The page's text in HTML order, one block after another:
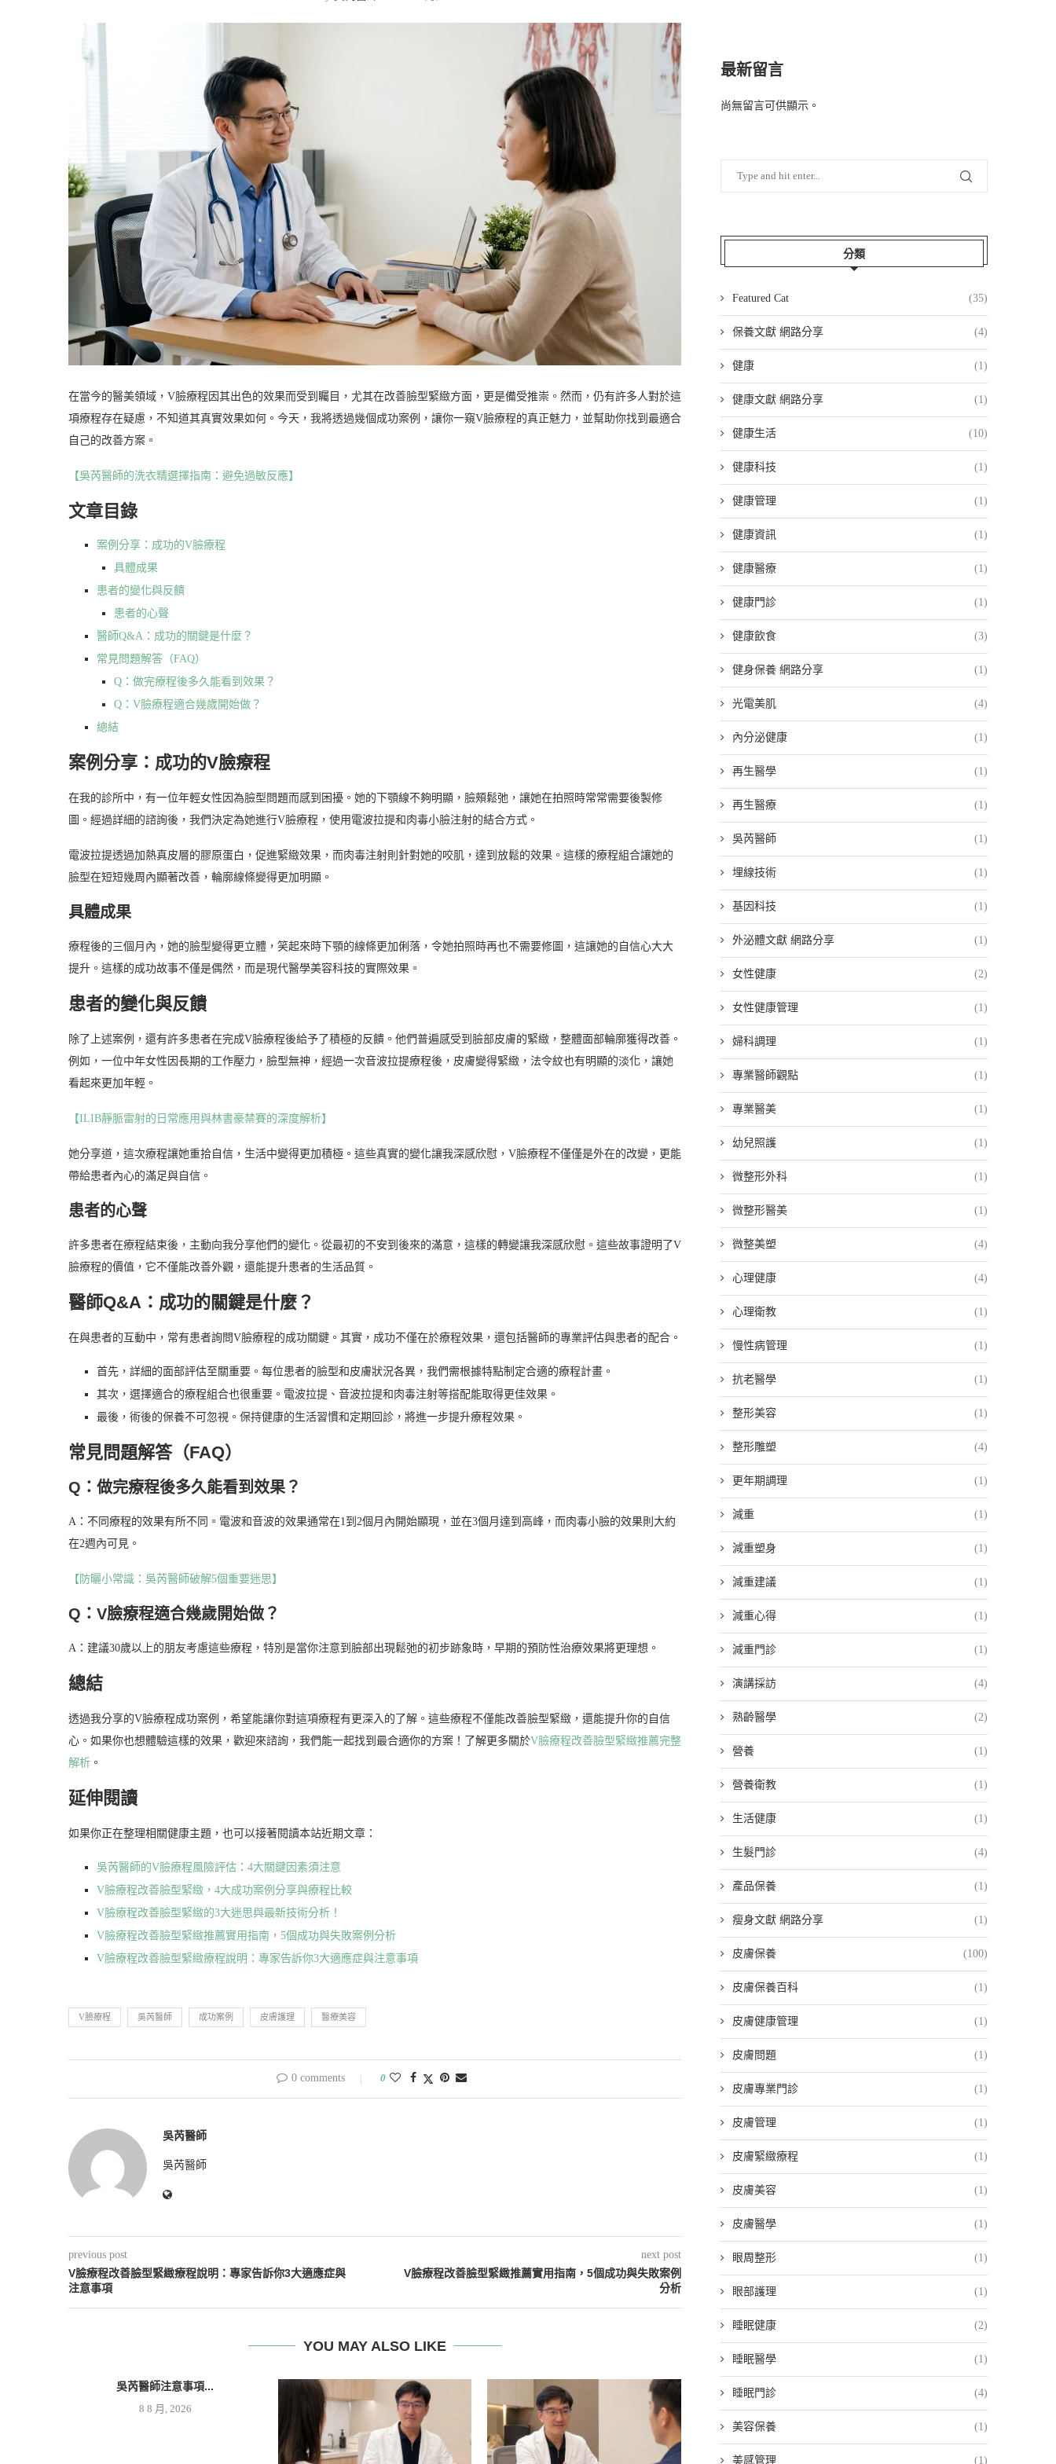
在當今的醫美領域，V臉療程因其出色的效果而受到矚目，尤其在改善臉型緊緻方面，更是備受推崇。然而，仍有許多人對於這
項療程存在疑慮，不知道其真實效果如何。今天，我將透過幾個成功案例，讓你一窺V臉療程的真正魅力，並幫助你找到最適合
自己的改善方案。
【吳芮醫師的洗衣精選擇指南：避免過敏反應】
文章目錄
案例分享：成功的V臉療程
具體成果
患者的變化與反饋
患者的心聲
醫師Q&A：成功的關鍵是什麼？
常見問題解答（FAQ）
Q：做完療程後多久能看到效果？
Q：V臉療程適合幾歲開始做？
總結
案例分享：成功的V臉療程
在我的診所中，有一位年輕女性因為臉型問題而感到困擾。她的下顎線不夠明顯，臉頰鬆弛，讓她在拍照時常常需要後製修
圖。經過詳細的諮詢後，我們決定為她進行V臉療程，使用電波拉提和肉毒小臉注射的結合方式。
電波拉提透過加熱真皮層的膠原蛋白，促進緊緻效果，而肉毒注射則針對她的咬肌，達到放鬆的效果。這樣的療程組合讓她的
臉型在短短幾周內顯著改善，輪廓線條變得更加明顯。
具體成果
療程後的三個月內，她的臉型變得更立體，笑起來時下顎的線條更加俐落，令她拍照時再也不需要修圖，這讓她的自信心大大
提升。這樣的成功故事不僅是偶然，而是現代醫學美容科技的實際效果。
患者的變化與反饋
除了上述案例，還有許多患者在完成V臉療程後給予了積極的反饋。他們普遍感受到臉部皮膚的緊緻，整體面部輪廓獲得改善。
例如，一位中年女性因長期的工作壓力，臉型無神，經過一次音波拉提療程後，皮膚變得緊緻，法令紋也有明顯的淡化，讓她
看起來更加年輕。
【ILIB靜脈雷射的日常應用與林書豪禁賽的深度解析】
她分享道，這次療程讓她重拾自信，生活中變得更加積極。這些真實的變化讓我深感欣慰，V臉療程不僅僅是外在的改變，更能
帶給患者內心的滿足與自信。
患者的心聲
許多患者在療程結束後，主動向我分享他們的變化。從最初的不安到後來的滿意，這樣的轉變讓我深感欣慰。這些故事證明了V
臉療程的價值，它不僅能改善外觀，還能提升患者的生活品質。
醫師Q&A：成功的關鍵是什麼？
在與患者的互動中，常有患者詢問V臉療程的成功關鍵。其實，成功不僅在於療程效果，還包括醫師的專業評估與患者的配合。
首先，詳細的面部評估至關重要。每位患者的臉型和皮膚狀況各異，我們需根據特點制定合適的療程計畫。
其次，選擇適合的療程組合也很重要。電波拉提、音波拉提和肉毒注射等搭配能取得更佳效果。
最後，術後的保養不可忽視。保持健康的生活習慣和定期回診，將進一步提升療程效果。
常見問題解答（FAQ）
Q：做完療程後多久能看到效果？
A：不同療程的效果有所不同。電波和音波的效果通常在1到2個月內開始顯現，並在3個月達到高峰，而肉毒小臉的效果則大約
在2週內可見。
【防曬小常識：吳芮醫師破解5個重要迷思】
Q：V臉療程適合幾歲開始做？
A：建議30歲以上的朋友考慮這些療程，特別是當你注意到臉部出現鬆弛的初步跡象時，早期的預防性治療效果將更理想。
總結
透過我分享的V臉療程成功案例，希望能讓你對這項療程有更深入的了解。這些療程不僅能改善臉型緊緻，還能提升你的自信
心。如果你也想體驗這樣的效果，歡迎來諮詢，我們能一起找到最合適你的方案！了解更多關於V臉療程改善臉型緊緻推薦完整
解析 。
延伸閱讀
如果你正在整理相關健康主題，也可以接著閱讀本站近期文章：
吳芮醫師的V臉療程風險評估：4大關鍵因素須注意
V臉療程改善臉型緊緻，4大成功案例分享與療程比較
V臉療程改善臉型緊緻的3大迷思與最新技術分析！
V臉療程改善臉型緊緻推薦實用指南，5個成功與失敗案例分析
V臉療程改善臉型緊緻療程說明：專家告訴你3大適應症與注意事項
V臉療程 吳芮醫師 成功案例 皮膚護理 醫療美容
0 comments 0
吳芮醫師
吳芮醫師
previous post
V臉療程改善臉型緊緻療程說明：專家告訴你3大適應症與
注意事項
next post
V臉療程改善臉型緊緻推薦實用指南，5個成功與失敗案例
分析
YOU MAY ALSO LIKE
吳芮醫師注意事項...
8 8 月, 2026
最新留言
尚無留言可供顯示。
分類
Featured Cat (35)
保養文獻 網路分享 (4)
健康 (1)
健康文獻 網路分享 (1)
健康生活 (10)
健康科技 (1)
健康管理 (1)
健康資訊 (1)
健康醫療 (1)
健康門診 (1)
健康飲食 (3)
健身保養 網路分享 (1)
光電美肌 (4)
內分泌健康 (1)
再生醫學 (1)
再生醫療 (1)
吳芮醫師 (1)
埋線技術 (1)
基因科技 (1)
外泌體文獻 網路分享 (1)
女性健康 (2)
女性健康管理 (1)
婦科調理 (1)
專業醫師觀點 (1)
專業醫美 (1)
幼兒照護 (1)
微整形外科 (1)
微整形醫美 (1)
微整美塑 (4)
心理健康 (4)
心理衛教 (1)
慢性病管理 (1)
抗老醫學 (1)
整形美容 (1)
整形雕塑 (4)
更年期調理 (1)
減重 (1)
減重塑身 (1)
減重建議 (1)
減重心得 (1)
減重門診 (1)
演講採訪 (4)
熟齡醫學 (2)
營養 (1)
營養衛教 (1)
生活健康 (1)
生髮門診 (4)
產品保養 (1)
瘦身文獻 網路分享 (1)
皮膚保養 (100)
皮膚保養百科 (1)
皮膚健康管理 (1)
皮膚問題 (1)
皮膚專業門診 (1)
皮膚管理 (1)
皮膚緊緻療程 (1)
皮膚美容 (1)
皮膚醫學 (1)
眼周整形 (1)
眼部護理 (1)
睡眠健康 (2)
睡眠醫學 (1)
睡眠門診 (4)
美容保養 (1)
美感管理 (1)